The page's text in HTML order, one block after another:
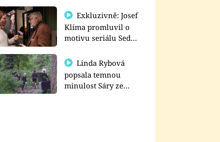
prima+
Exkluzivně: Josef
Klíma promluvil o
motivu seriálu Sedm
Linda Rybová
popsala temnou
minulost Sáry ze